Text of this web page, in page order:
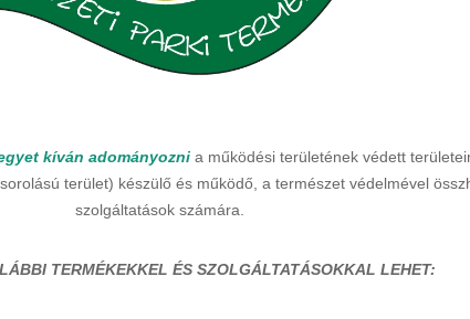
kíván adományozni a működési területének védett
terület) készülő és működő, a természet védelmével
szolgáltatások számára.
TERMÉKEKKEL ÉS SZOLGÁLTATÁSOKKAL LEHET: